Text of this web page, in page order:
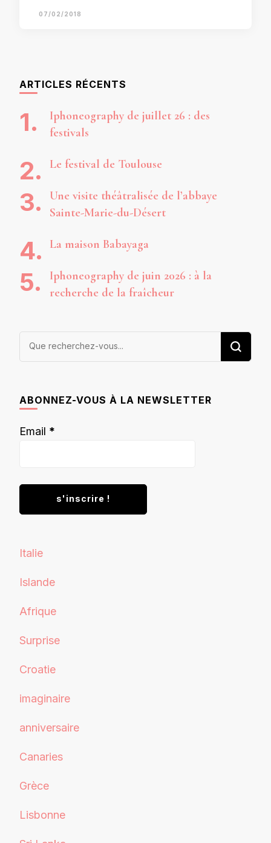
07/02/2018
ARTICLES RÉCENTS
Iphoneography de juillet 26 : des
festivals
Le festival de Toulouse
Une visite théâtralisée de l’abbaye
Sainte-Marie-du-Désert
La maison Babayaga
Iphoneography de juin 2026 : à la
recherche de la fraîcheur
Vous
ABONNEZ-VOUS À LA NEWSLETTER
Email *
Italie
Islande
Afrique
Surprise
Croatie
imaginaire
anniversaire
Canaries
Grèce
Lisbonne